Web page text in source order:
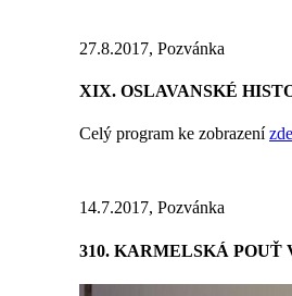
27.8.2017, Pozvánka
XIX. OSLAVANSKÉ
Celý program ke zobrazení
14.7.2017, Pozvánka
310. KARMELSKÁ POUŤ